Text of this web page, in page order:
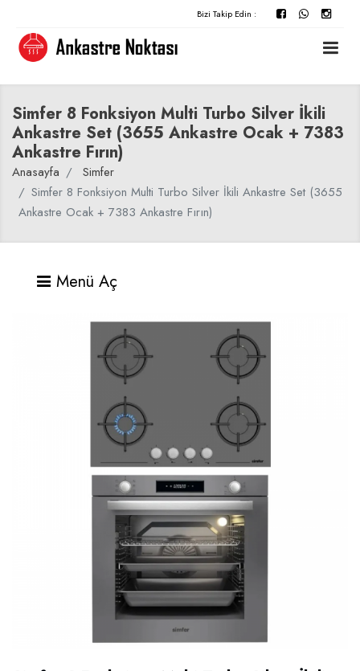
Bizi Takip Edin :
Simfer 8 Fonksiyon Multi Turbo Silver İkili
Ankastre Set (3655 Ankastre Ocak + 7383
Ankastre Fırın)
Anasayfa
Simfer
Simfer 8 Fonksiyon Multi Turbo Silver İkili Ankastre Set (3655
Ankastre Ocak + 7383 Ankastre Fırın)
Menü Aç